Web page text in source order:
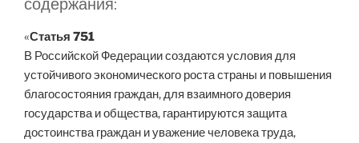
содержания:
«Статья 751
В Российской Федерации создаются условия для
устойчивого экономического роста страны и повышения
благосостояния граждан, для взаимного доверия
государства и общества, гарантируются защита
достоинства граждан и уважение человека труда,